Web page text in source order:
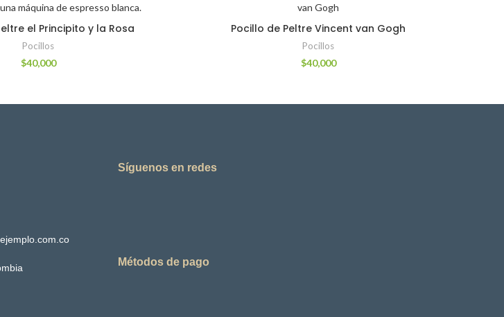
el Principito y la Rosa
Pocillos
$40,000
Pocillo de Peltre Vincent van Gogh
Pocillos
$40,000
Síguenos en redes
Métodos de pago